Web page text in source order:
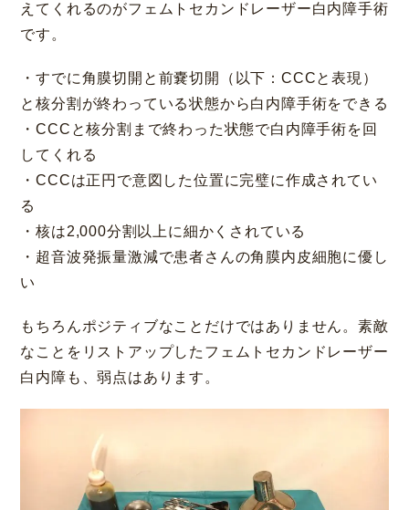
えてくれるのがフェムトセカンドレーザー白内障手術
です。
・すでに角膜切開と前嚢切開（以下：CCCと表現）
と核分割が終わっている状態から白内障手術をできる
・CCCと核分割まで終わった状態で白内障手術を回
してくれる
・CCCは正円で意図した位置に完璧に作成されてい
る
・核は2,000分割以上に細かくされている
・超音波発振量激減で患者さんの角膜内皮細胞に優し
い
もちろんポジティブなことだけではありません。素敵
なことをリストアップしたフェムトセカンドレーザー
白内障も、弱点はあります。